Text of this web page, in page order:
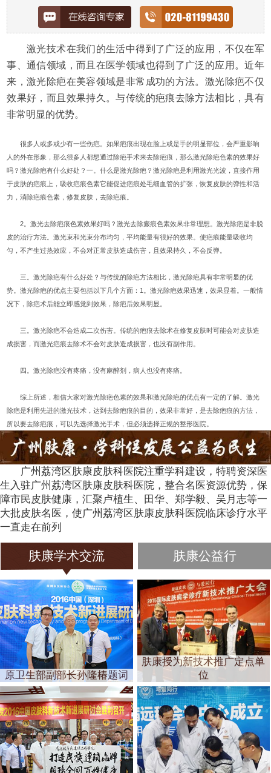
激光技术在我们的生活中得到了广泛的应用，不仅在军
事、通信领域，而且在医学领域也得到了广泛的应用。近年
来，激光除疤在美容领域是非常成功的方法。激光除疤不仅
效果好，而且效果持久。与传统的疤痕去除方法相比，具有
非常明显的优势。
很多人或多或少有一些伤疤。如果疤痕出现在脸上或是手的明显部位，会严重影响
人的外在形象，那么很多人都想通过除疤手术来去除疤痕，那么激光除疤色素的效果好
吗？激光除疤有什么好处？一。什么是激光除疤？激光除疤是利用激光光波，直接作用
于皮肤的疤痕上，吸收疤痕色素它能促进疤痕处毛细血管的扩张，恢复皮肤的弹性和活
力，消除疤痕色素，修复皮肤，去除疤痕。
2。激光去除疤痕色素效果好吗？激光去除瘢痕色素效果非常理想。激光除疤是非脱
皮的治疗方法。激光束和光束分布均匀，平均能量有很好的效果。使疤痕能量吸收均
匀，不产生过热效应，不会对正常皮肤造成伤害，且效果持久，不会反弹。
三。激光除疤有什么好处？与传统的除疤方法相比，激光除疤具有非常明显的优
势。激光除疤的优点主要包括以下几个方面：1。激光除疤效果迅速，效果显着。一般情
况下，除疤术后能立即感觉到效果，除疤后效果明显。
三。激光除疤不会造成二次伤害。传统的疤痕去除术在修复皮肤时可能会对皮肤造
成损害，而激光疤痕去除术不会对皮肤造成损害，也没有副作用。
四。激光除疤没有疼痛，没有麻醉剂，病人也没有疼痛。
综上所述，相信大家对激光除疤色素的效果和激光除疤的优点有一定的了解。激光
除疤是利用先进的激光技术，达到去除疤痕的目的，效果非常好，是去除疤痕的方法，
所以要去除疤痕，可以先选择激光手术，但必须选择正规的整形医院。
广州荔湾区肤康皮肤科医院注重学科建设，特聘资深医
生入驻广州荔湾区肤康皮肤科医院，整合名医资源优势，保
障市民皮肤健康，汇聚卢植生、田华、郑学毅、吴月志等一
大批皮肤名医，使广州荔湾区肤康皮肤科医院临床诊疗水平
一直走在前列
肤康学术交流 肤康公益行
原卫生部副部长孙隆椿题词
肤康授为新技术推广定点单
位